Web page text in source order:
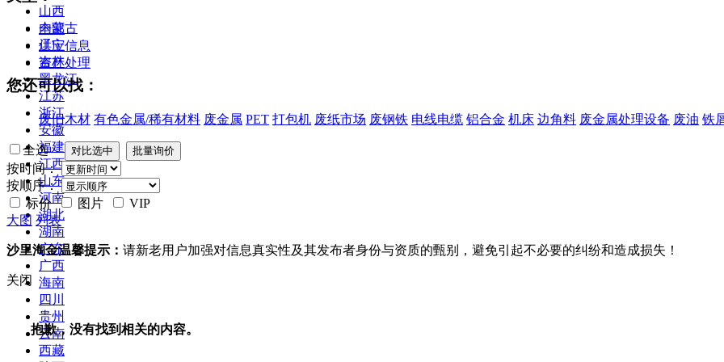
山西
内蒙古
辽宁
吉林
黑龙江
江苏
浙江
安徽
福建
江西
山东
河南
湖北
湖南
广东
广西
海南
四川
贵州
云南
西藏
全部
供应信息
资产处理
您还可以找：
废旧木材 有色金属/稀有材料 废金属 PET 打包机 废纸市场 废钢铁 电线电缆 铝合金 机床 边角料 废金属处理设备 废油 铁
全选
按时间：
按顺序：
标价
图片
VIP
大图 列表
沙里淘金温馨提示： 请新老用户加强对信息真实性及其发布者身份与资质的甄别，避免引起不必要的纠纷和造成损失！
关闭
抱歉，没有找到相关的内容。